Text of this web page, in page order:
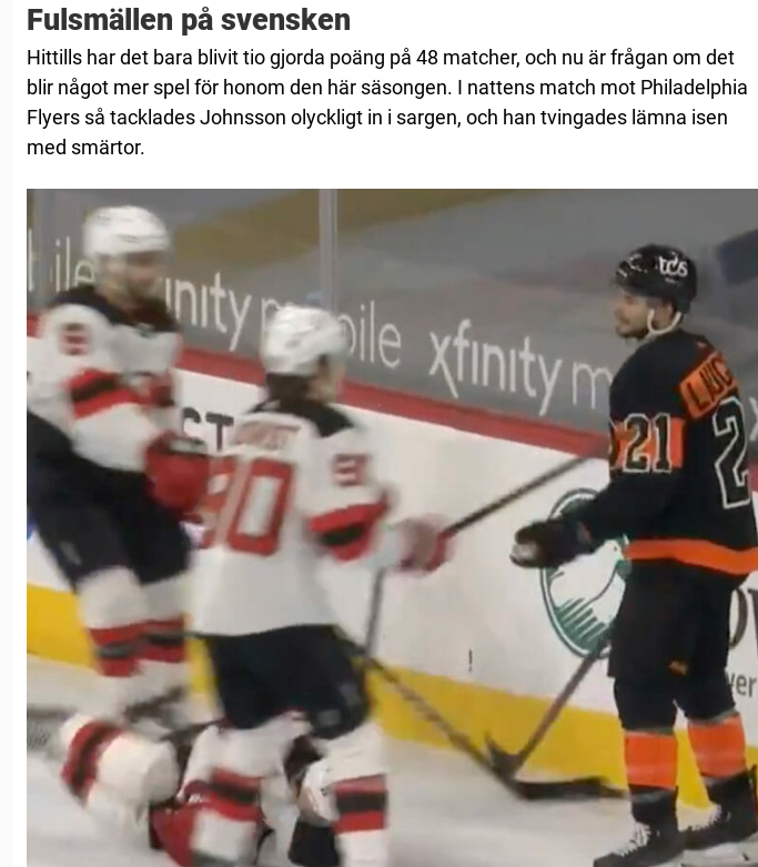
Fulsmällen på svensken
Hittills har det bara blivit tio gjorda poäng på 48 matcher, och nu är frågan om det
blir något mer spel för honom den här säsongen. I nattens match mot Philadelphia
Flyers så tacklades Johnsson olyckligt in i sargen, och han tvingades lämna isen
med smärtor.